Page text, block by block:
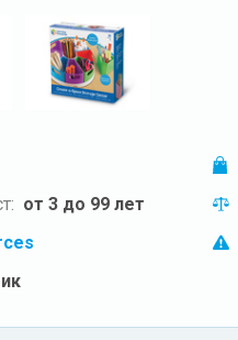
от 3 до 99 лет